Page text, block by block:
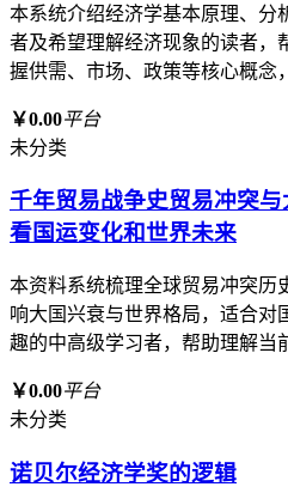
本系统介绍经济学基本原理、分
者及希望理解经济现象的读者，
握供需、市场、政策等核心概念
￥0.00平台
未分类
千年贸易战争史贸易冲突
看国运变化和世界未来
本资料系统梳理全球贸易冲突历
响大国兴衰与世界格局，适合对
趣的中高级学习者，帮助理解当
￥0.00平台
未分类
诺贝尔经济学奖的逻辑